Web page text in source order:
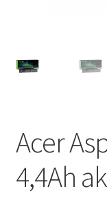
Acer
4,4Ah